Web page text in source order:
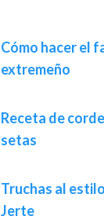
Cómo hacer el
extremeño
Receta de
setas
Truchas al
Jerte